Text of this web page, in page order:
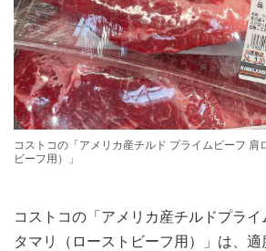
コストコの「アメリカ産チルド プライムビーフ 肩
ビーフ用）」
コストコの「アメリカ産チルドプラ
タマリ（ローストビーフ用）」は、